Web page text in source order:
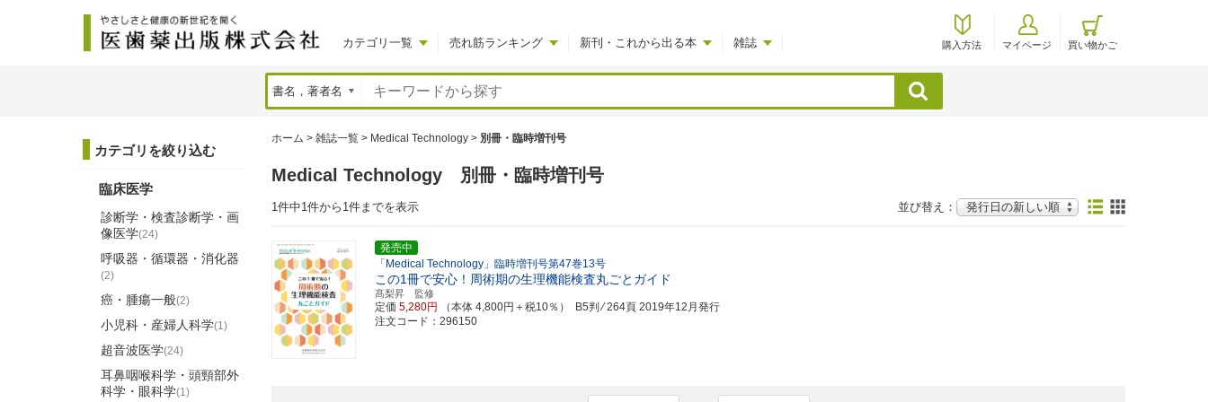
カテゴリ一覧 売れ筋ランキング 新刊・これから出る本 雑誌 購入方法 マイページ 買い物かご
検索
ホーム > 雑誌一覧 > Medical Technology > 別冊・臨時増刊号
Medical Technology 別冊・臨時増刊号
1件中1件から1件までを表示 並び替え：
発売中
「Medical Technology」臨時増刊号第47巻13号
この1冊で安心！周術期の生理機能検査丸ごとガイド
髙梨昇 監修
定価 5,280円 （本体 4,800円＋税10％） B5判 ⁄ 264頁 2019年12月発行
注文コード：296150
カテゴリを絞り込む
臨床医学
診断学・検査診断学・画
像医学(24)
呼吸器・循環器・消化器
(2)
癌・腫瘍一般(2)
小児科・産婦人科学(1)
超音波医学(24)
耳鼻咽喉科学・頭頸部外
科学・眼科学(1)